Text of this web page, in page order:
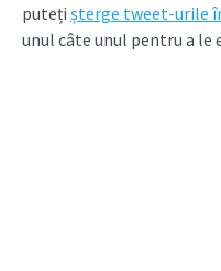
puteți șterge tweet-urile
unul câte unul pentru a